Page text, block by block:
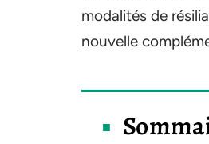
modalités de
nouvelle